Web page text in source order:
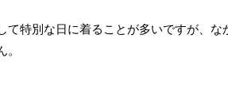
て特別な日に着ることが多いですが、